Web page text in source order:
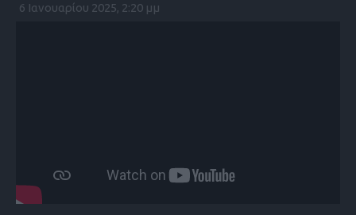
6 Ιανουαρίου 2025, 2:20 μμ